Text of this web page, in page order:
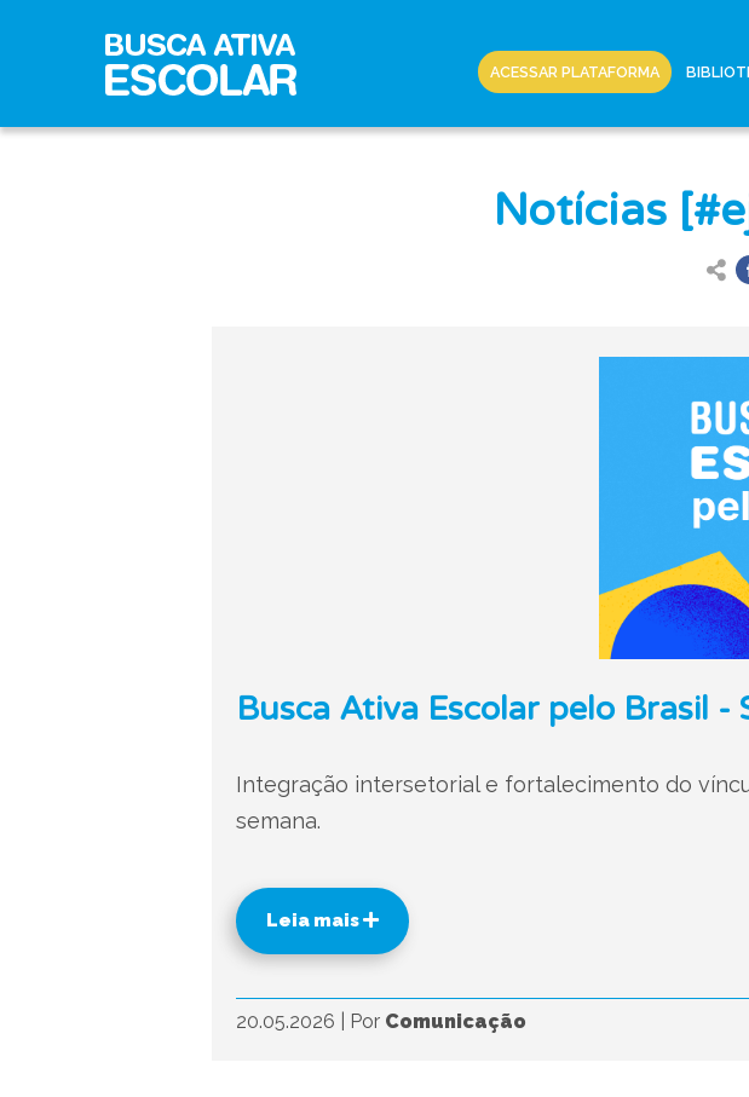
ACESSAR PLATAFORMA
Notícias
Busca Ativa Escolar pelo Brasil
Integração intersetorial e fortalecimento do
semana.
Leia mais
20.05.2026 Por Comunicação